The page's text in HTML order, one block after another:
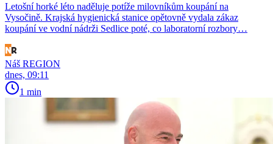
Letošní horké léto naděluje potíže milovníkům koupání na
Vysočině. Krajská hygienická stanice opětovně vydala zákaz
koupání ve vodní nádrži Sedlice poté, co laboratorní rozbory…
Náš REGION
dnes, 09:11
1 min